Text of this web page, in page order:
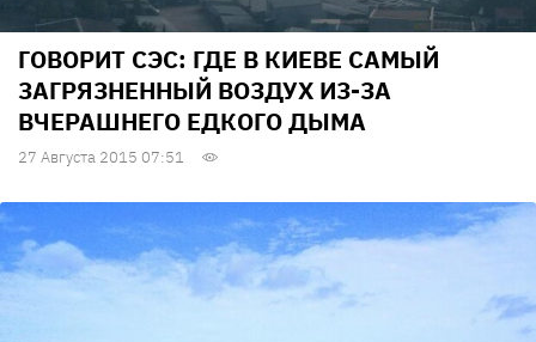
ГОВОРИТ СЭС: ГДЕ В КИЕВЕ САМЫЙ
ЗАГРЯЗНЕННЫЙ ВОЗДУХ ИЗ-ЗА
ВЧЕРАШНЕГО ЕДКОГО ДЫМА
27 Августа 2015 07:51